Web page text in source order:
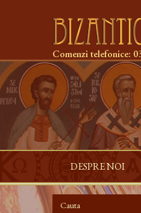
Comenzi telefonice:
DESPRE NOI